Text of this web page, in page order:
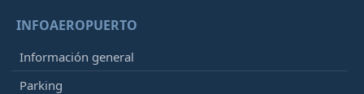
INFOAEROPUERTO
Información general
Parking